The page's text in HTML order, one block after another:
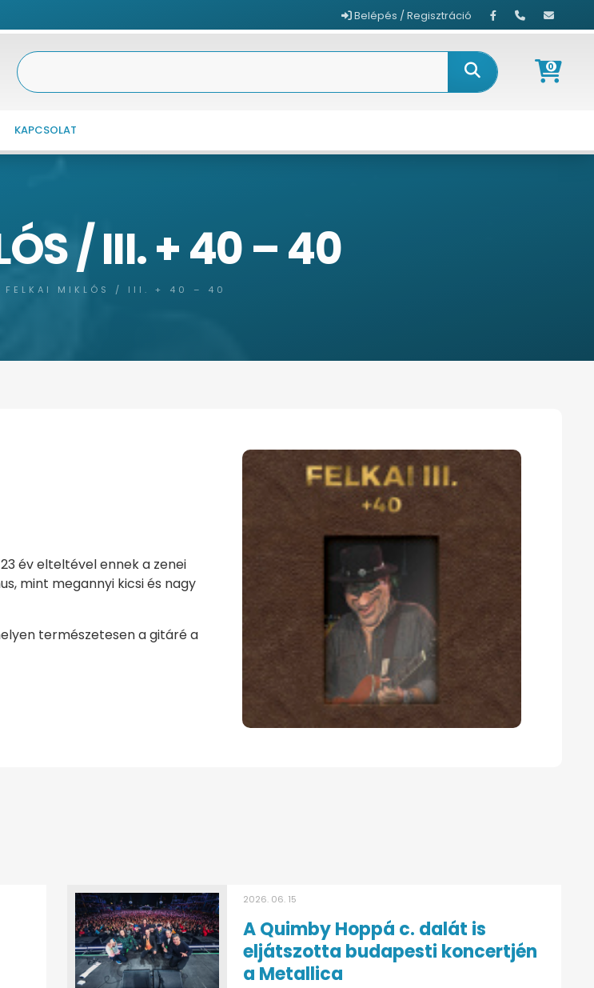
Belépés / Regisztráció
0
KAPCSOLAT
/ III. + 40 – 40
FELKAI MIKLÓS / III. + 40 – 40
év elteltével ennek a zenei
mint megannyi kicsi és nagy
természetesen a gitáré a
2026. 06. 15
A Quimby Hoppá c. dalát is
eljátszotta budapesti koncertjén
a Metallica